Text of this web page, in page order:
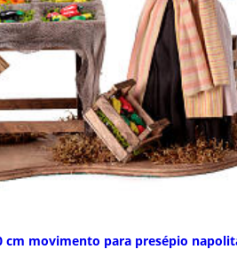
cm movimento para presépio